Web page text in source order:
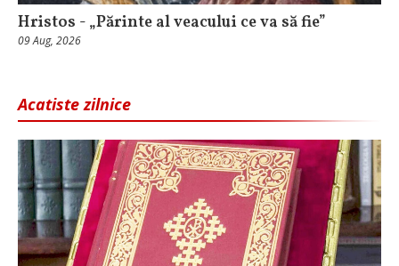
Hristos - „Părinte al veacului ce va să fie”
09 Aug, 2026
Acatiste zilnice